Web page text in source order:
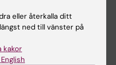
eller återkalla ditt
ned till vänster på
kakor